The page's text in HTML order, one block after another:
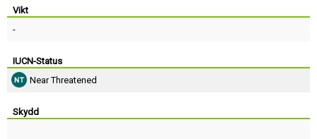
Vikt
-
IUCN-Status
Near Threatened
Skydd